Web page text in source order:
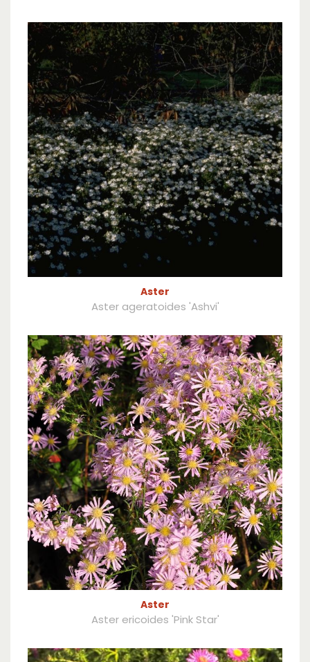
Aster
Aster ageratoides 'Ashvi'
Aster
Aster ericoides 'Pink Star'